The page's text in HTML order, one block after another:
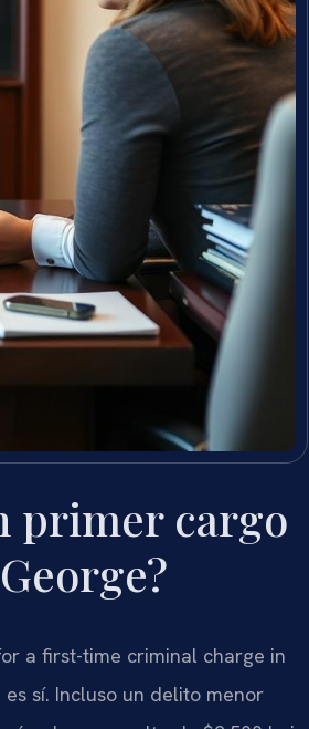
primer cargo
a first-time criminal charge in
sí. Incluso un delito menor